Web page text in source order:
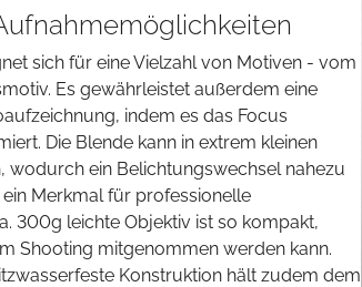
sich für eine Vielzahl von Motiven - vom
Es gewährleistet außerdem eine
indem es das Focus
Die Blende kann in extrem kleinen
wodurch ein Belichtungswechsel nahezu
Merkmal für professionelle
300g leichte Objektiv ist so kompakt,
Shooting mitgenommen werden kann.
Konstruktion hält zudem dem